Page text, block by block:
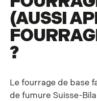
(AUSSI
?
Le fourrage de base
de fumure Suisse-